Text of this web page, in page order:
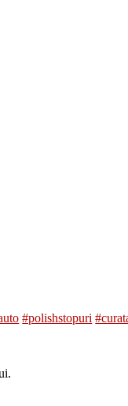
#polishstopuri